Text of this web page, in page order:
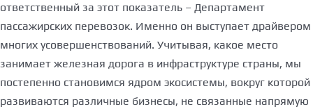
ответственный за этот показатель – Департамент
пассажирских перевозок. Именно он выступает драйвером
многих усовершенствований. Учитывая, какое место
занимает железная дорога в инфраструктуре страны, мы
постепенно становимся ядром экосистемы, вокруг которой
развиваются различные бизнесы, не связанные напрямую